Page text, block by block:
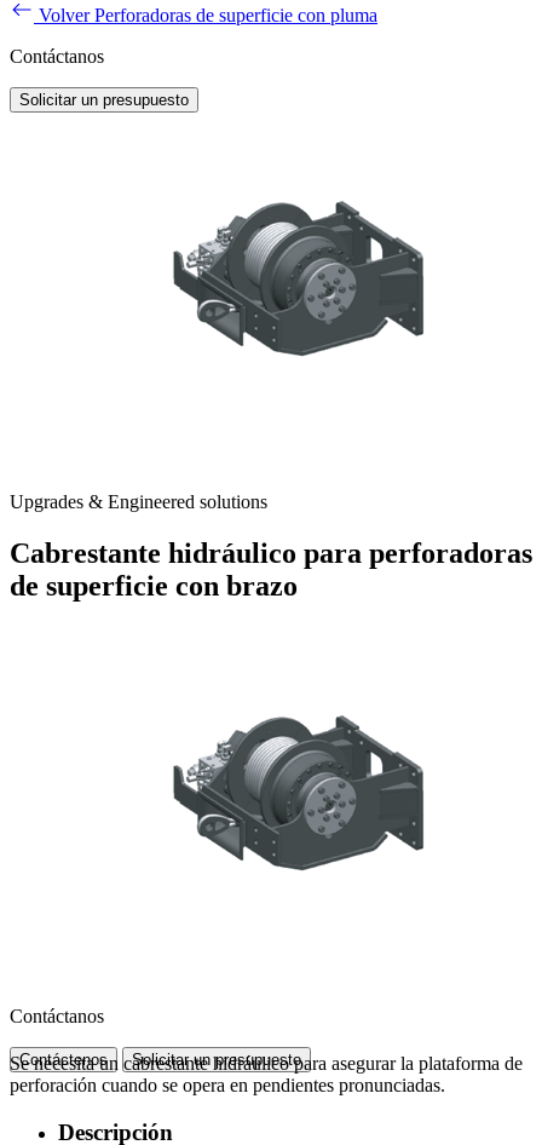
Volver Perforadoras de superficie con pluma
Contáctanos
Solicitar un presupuesto
Upgrades & Engineered solutions
Cabrestante hidráulico para perforadoras
de superficie con brazo
Contáctanos
Contáctenos Solicitar un presupuesto
Se necesita un cabrestante hidráulico para asegurar la plataforma de
perforación cuando se opera en pendientes pronunciadas.
Descripción